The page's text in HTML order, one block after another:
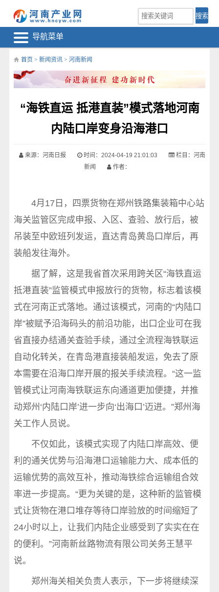
导航菜单
首页 > 新闻资讯 > 河南新闻
“海铁直运 抵港直装”模式落地河南
内陆口岸变身沿海港口
来源：河南日报 时间：2024-04-19 21:01:03 栏目： 河南
新闻
作者：
4月17日，四票货物在郑州铁路集装箱中心站
海关监管区完成申报、入区、查验、放行后，被
吊装至中欧班列发运，直达青岛黄岛口岸后，再
装船发往海外。
据了解，这是我省首次采用跨关区“海铁直运
抵港直装”监管模式申报放行的货物，标志着该模
式在河南正式落地。通过该模式，河南的“内陆口
岸”被赋予沿海码头的前沿功能，出口企业可在我
省直接办结通关查验手续，通过全流程海铁联运
自动化转关，在青岛港直接装船发运，免去了原
本需要在沿海口岸开展的报关手续流程。“这一监
管模式让河南海铁联运东向通道更加便捷，并推
动郑州‘内陆口岸’进一步向‘出海口’迈进。”郑州海
关工作人员说。
不仅如此，该模式实现了内陆口岸高效、便
利的通关优势与沿海港口运输能力大、成本低的
运输优势的高效互补，推动海铁综合运输组合效
率进一步提高。“更为关键的是，这种新的监管模
式让货物在港口堆存等待口岸验放的时间缩短了
24小时以上，让我们内陆企业感受到了实实在在
的便利。”河南新丝路物流有限公司关务王慧平
说。
郑州海关相关负责人表示，下一步将继续深